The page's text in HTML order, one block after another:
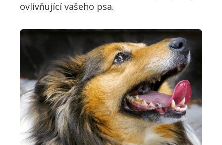
ovlivňující vašeho psa.